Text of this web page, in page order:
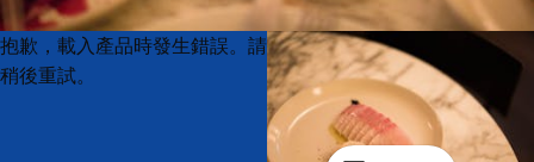
Product
List
Product
List
抱歉，載入產品時發生錯誤。請
稍後重試。